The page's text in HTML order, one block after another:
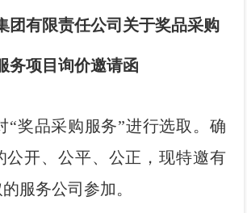
团有限责任公司关于奖品采购
务项目询价邀请函
“奖品采购服务”进行选取。确
公开、公平、公正，现特邀有
服务公司参加。